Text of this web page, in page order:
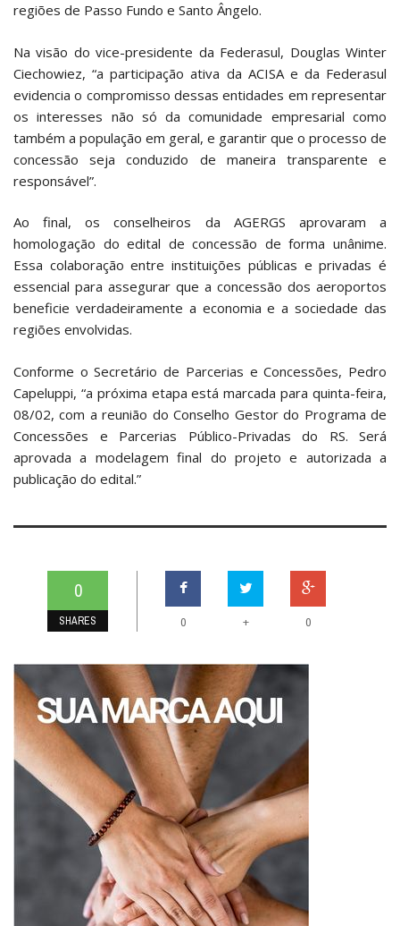
regiões de Passo Fundo e Santo Ângelo.
Na visão do vice-presidente da Federasul, Douglas Winter
Ciechowiez, “a participação ativa da ACISA e da Federasul
evidencia o compromisso dessas entidades em representar
os interesses não só da comunidade empresarial como
também a população em geral, e garantir que o processo de
concessão seja conduzido de maneira transparente e
responsável”.
Ao final, os conselheiros da AGERGS aprovaram a
homologação do edital de concessão de forma unânime.
Essa colaboração entre instituições públicas e privadas é
essencial para assegurar que a concessão dos aeroportos
beneficie verdadeiramente a economia e a sociedade das
regiões envolvidas.
Conforme o Secretário de Parcerias e Concessões, Pedro
Capeluppi, “a próxima etapa está marcada para quinta-feira,
08/02, com a reunião do Conselho Gestor do Programa de
Concessões e Parcerias Público-Privadas do RS. Será
aprovada a modelagem final do projeto e autorizada a
publicação do edital.”
0
SHARES 0 + 0